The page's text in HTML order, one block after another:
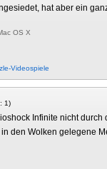
hat aber ein
OS X
Videospiele
1)
Infinite nicht
den Wolken gelegene